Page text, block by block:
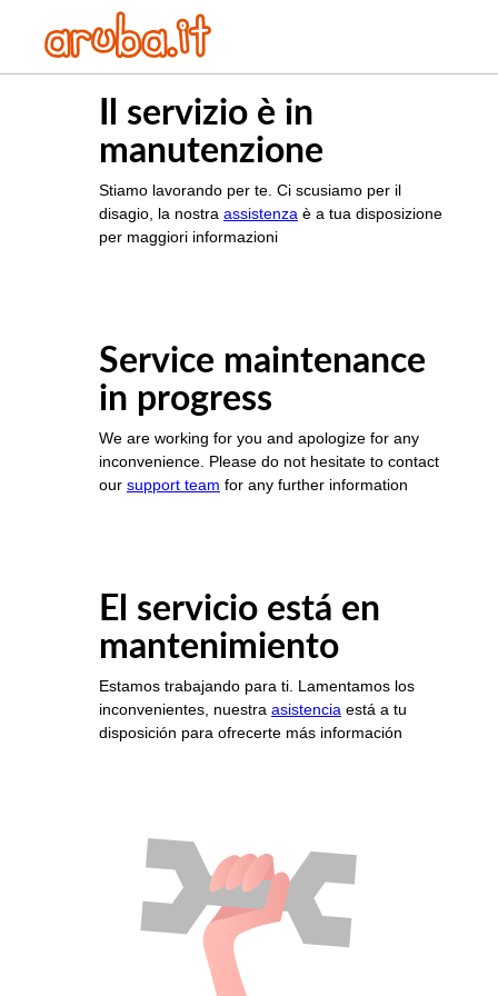
Il servizio è in
manutenzione
Stiamo lavorando per te. Ci scusiamo per il
disagio, la nostra assistenza è a tua disposizione
per maggiori informazioni
Service maintenance
in progress
We are working for you and apologize for any
inconvenience. Please do not hesitate to contact
our support team for any further information
El servicio está en
mantenimiento
Estamos trabajando para ti. Lamentamos los
inconvenientes, nuestra asistencia está a tu
disposición para ofrecerte más información